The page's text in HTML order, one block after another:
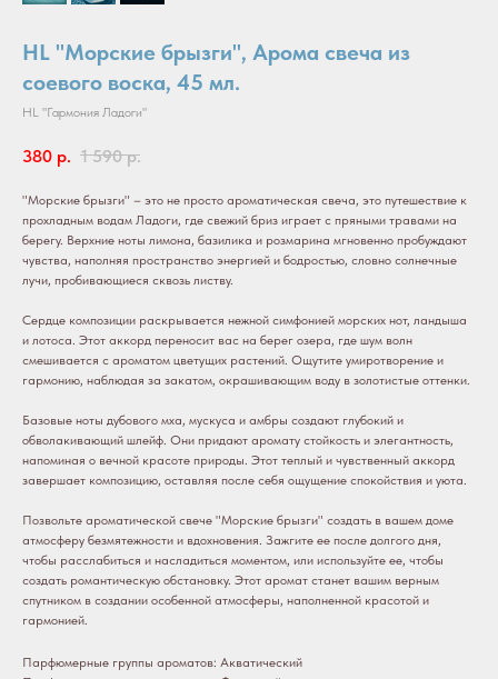
HL "Морские брызги", Арома свеча из
соевого воска, 45 мл.
HL "Гармония Ладоги"
380 р. 1 590 р.
"Морские брызги" – это не просто ароматическая свеча, это путешествие к
прохладным водам Ладоги, где свежий бриз играет с пряными травами на
берегу. Верхние ноты лимона, базилика и розмарина мгновенно пробуждают
чувства, наполняя пространство энергией и бодростью, словно солнечные
лучи, пробивающиеся сквозь листву.
Сердце композиции раскрывается нежной симфонией морских нот, ландыша
и лотоса. Этот аккорд переносит вас на берег озера, где шум волн
смешивается с ароматом цветущих растений. Ощутите умиротворение и
гармонию, наблюдая за закатом, окрашивающим воду в золотистые оттенки.
Базовые ноты дубового мха, мускуса и амбры создают глубокий и
обволакивающий шлейф. Они придают аромату стойкость и элегантность,
напоминая о вечной красоте природы. Этот теплый и чувственный аккорд
завершает композицию, оставляя после себя ощущение спокойствия и уюта.
Позвольте ароматической свече "Морские брызги" создать в вашем доме
атмосферу безмятежности и вдохновения. Зажгите ее после долгого дня,
чтобы расслабиться и насладиться моментом, или используйте ее, чтобы
создать романтическую обстановку. Этот аромат станет вашим верным
спутником в создании особенной атмосферы, наполненной красотой и
гармонией.
Парфюмерные группы ароматов: Акватический